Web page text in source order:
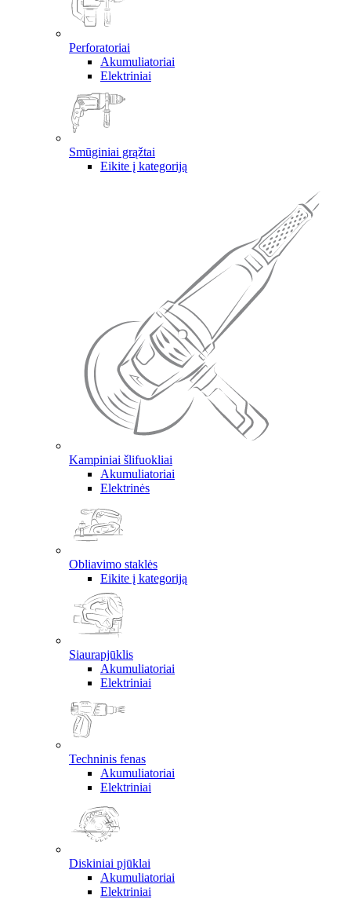
Perforatoriai
Akumuliatoriai
Elektriniai
Smūginiai grąžtai
Eikite į kategoriją
Kampiniai šlifuokliai
Akumuliatoriai
Elektrinės
Obliavimo staklės
Eikite į kategoriją
Siaurapjūklis
Akumuliatoriai
Elektriniai
Techninis fenas
Akumuliatoriai
Elektriniai
Diskiniai pjūklai
Akumuliatoriai
Elektriniai